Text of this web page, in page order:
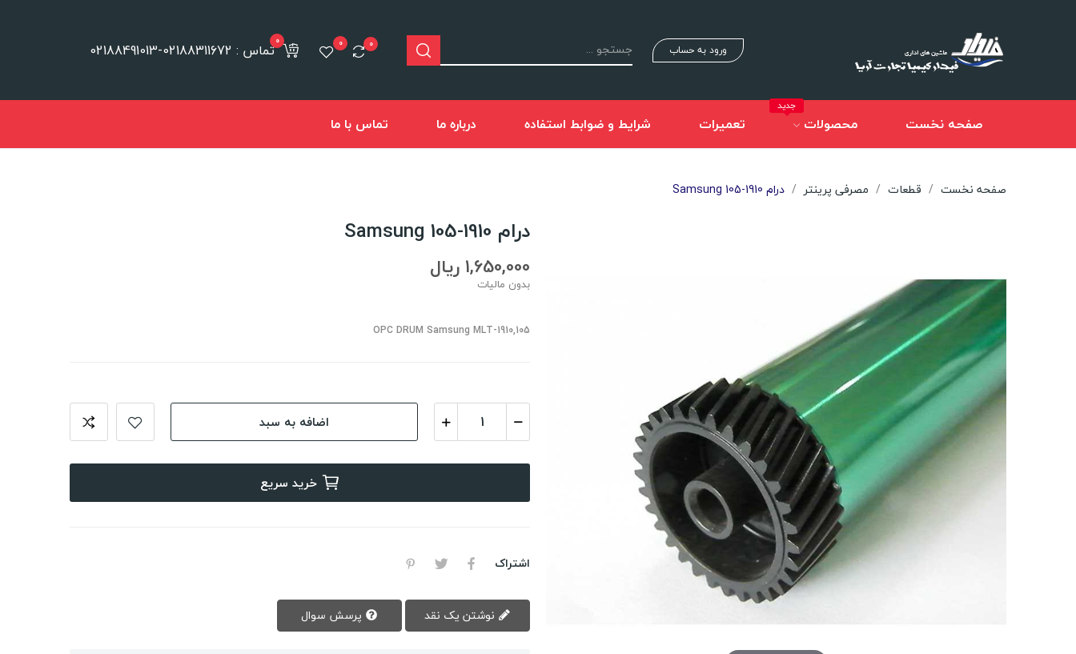
ورود به حساب 0
0 تماس : 02188311672-021884910130
صفحه نخست محصولات
جدید
تعمیرات شرایط و ضوابط استفاده درباره ما تماس با ما
صفحه نخست قطعات مصرفی پرینتر درام Samsung 105-1910
درام Samsung 105-1910
1,650,000 ریال
بدون مالیات
OPC DRUM Samsung MLT-1910,105
اضافه به سبد
خرید سریع
اشتراک